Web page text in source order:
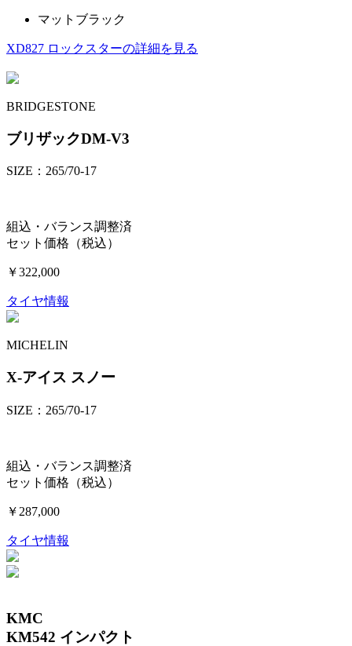
マットブラック
XD827 ロックスターの詳細を見る
BRIDGESTONE
ブリザックDM-V3
SIZE：265/70-17
組込・バランス調整済
セット価格（税込）
￥322,000
タイヤ情報
MICHELIN
X-アイス スノー
SIZE：265/70-17
組込・バランス調整済
セット価格（税込）
￥287,000
タイヤ情報
KMC
KM542 インパクト